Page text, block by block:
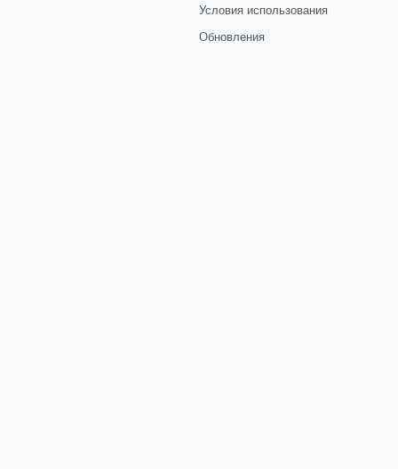
Условия использования
Обновления